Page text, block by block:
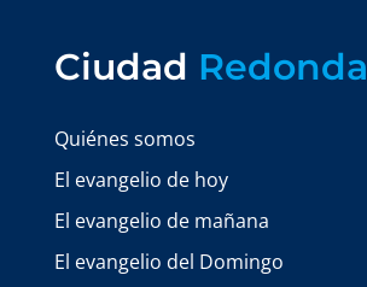
Ciudad Redonda
Quiénes somos
El evangelio de hoy
El evangelio de mañana
El evangelio del Domingo